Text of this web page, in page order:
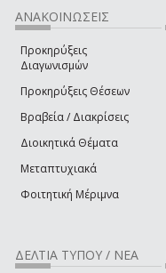
ΑΝΑΚΟΙΝΩΣΕΙΣ
Προκηρύξεις
Διαγωνισμών
Προκηρύξεις Θέσεων
Βραβεία / Διακρίσεις
Διοικητικά Θέματα
Μεταπτυχιακά
Φοιτητική Μέριμνα
ΔΕΛΤΙΑ ΤΥΠΟΥ / ΝΕΑ